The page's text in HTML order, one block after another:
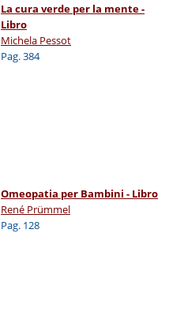
La cura verde per la mente -
Libro
Michela Pessot
Pag. 384
Omeopatia per Bambini - Libro
René Prümmel
Pag. 128